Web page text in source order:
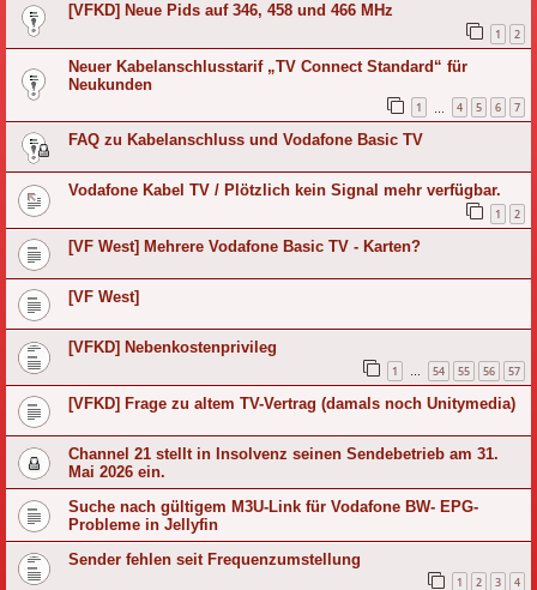
[VFKD] Neue Pids auf 346, 458 und 466 MHz
1 2
Neuer Kabelanschlusstarif „TV Connect Standard“ für
Neukunden
1 4 5 6 7
FAQ zu Kabelanschluss und Vodafone Basic TV
Vodafone Kabel TV / Plötzlich kein Signal mehr verfügbar.
1 2
[VF West] Mehrere Vodafone Basic TV - Karten?
[VF West]
[VFKD] Nebenkostenprivileg
1 … 54 55 56 57
[VFKD] Frage zu altem TV-Vertrag (damals noch Unitymedia)
Channel 21 stellt in Insolvenz seinen Sendebetrieb am 31.
Mai 2026 ein.
Suche nach gültigem M3U-Link für Vodafone BW- EPG-
Probleme in Jellyfin
Sender fehlen seit Frequenzumstellung
1 2 3 4